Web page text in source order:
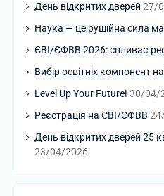
День відкритих дверей 27/
Наука — це рушійна сила
ЄВІ/ЄФВВ 2026: спливає
Вибір освітніх компонент
Level Up Your Future! 30/04/
Реєстрація на ЄВІ/ЄФВВ
День відкритих дверей 25
23/04/2026